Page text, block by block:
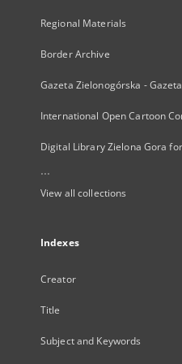
Regional Materials
Border Archive
Gazeta Zielonogórska -
International Open Cartoon
Digital Library Zielona Gora
...
View all collections
Indexes
Creator
Title
Subject and Keywords